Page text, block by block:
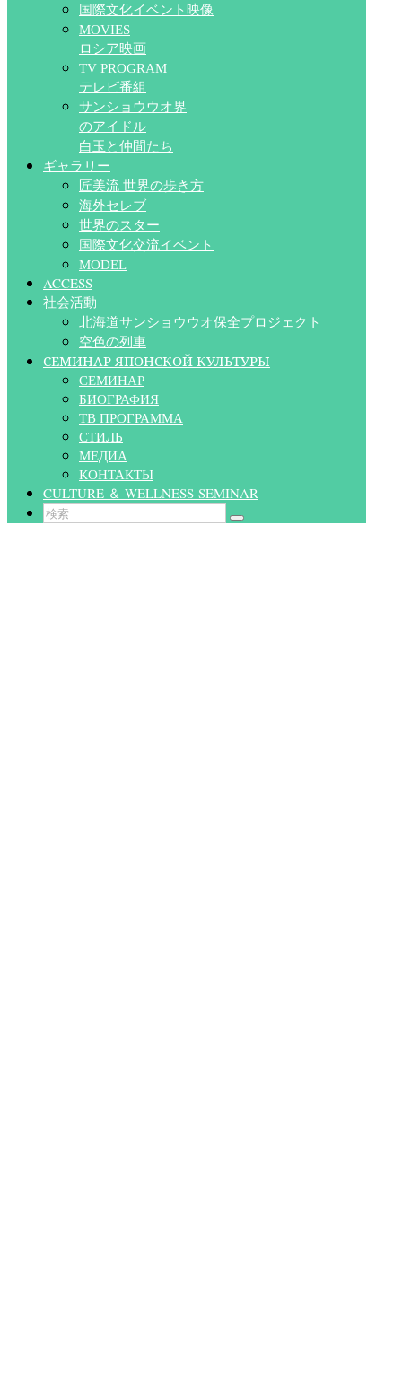
国際文化イベント映像
MOVIES
ロシア映画
TV PROGRAM
テレビ番組
サンショウウオ界
のアイドル
白玉と仲間たち
ギャラリー
匠美流 世界の歩き方
海外セレブ
世界のスター
国際文化交流イベント
MODEL
ACCESS
社会活動
北海道サンショウウオ保全プロジェクト
空色の列車
СЕМИНАР ЯПОНСКОЙ КУЛЬТУРЫ
СЕМИНАР
БИОГРАФИЯ
ТВ ПРОГРАММА
СТИЛЬ
МЕДИА
КОНТАКТЫ
CULTURE ＆ WELLNESS SEMINAR